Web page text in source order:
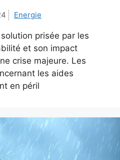
Energie
prisée par les
et son impact
crise majeure. Les
les aides
en péril